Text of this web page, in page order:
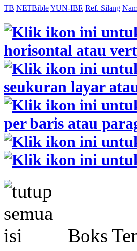
TB NETBibleYUN-IBR Ref. Silang
Boks